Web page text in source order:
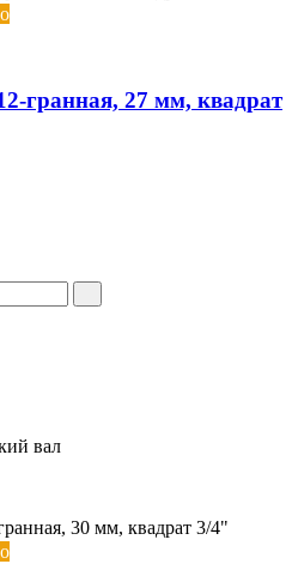
гранная, 27 мм, квадрат
вал